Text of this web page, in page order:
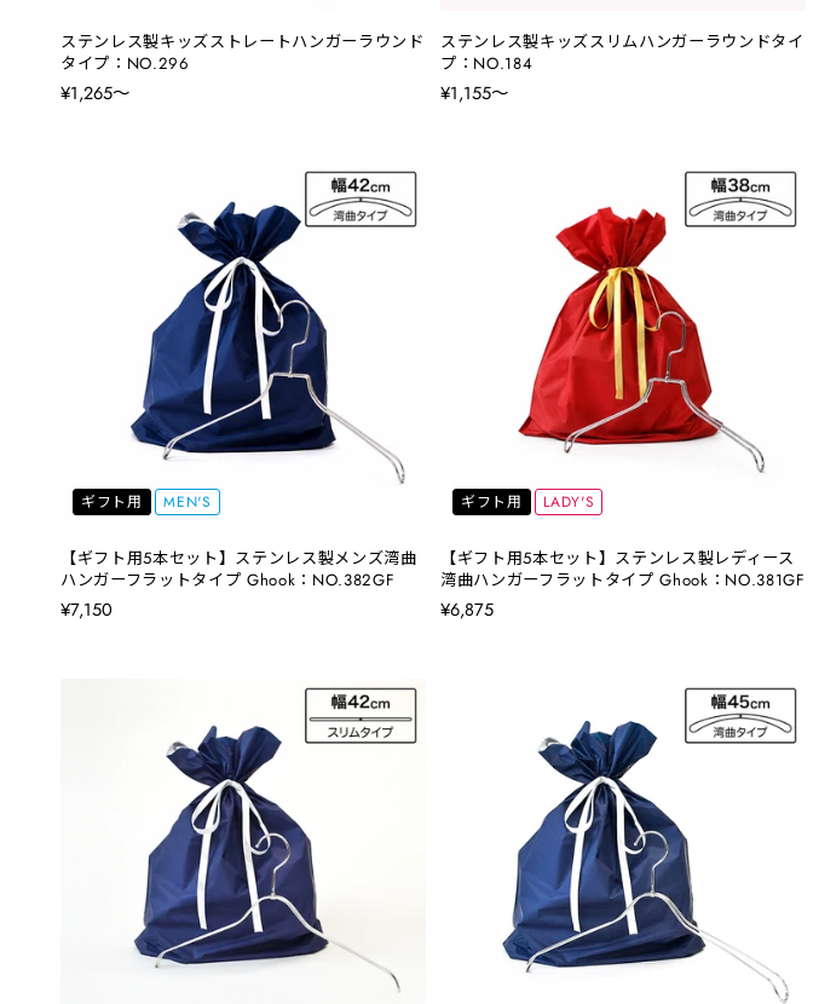
ステンレス製キッズストレートハンガーラウンド
タイプ：NO.296
¥1,265〜
ステンレス製キッズスリムハンガーラウンドタイ
プ：NO.184
¥1,155〜
ギフト用 MEN'S
【ギフト用5本セット】ステンレス製メンズ湾曲
ハンガーフラットタイプ Ghook：NO.382GF
¥7,150
ギフト用 LADY'S
【ギフト用5本セット】ステンレス製レディース
湾曲ハンガーフラットタイプ Ghook：NO.381GF
¥6,875